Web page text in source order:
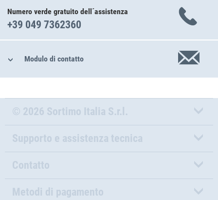
Numero verde gratuito dell´assistenza
+39 049 7362360
Modulo di contatto
© 2026 Sortimo Italia S.r.l.
Supporto e assistenza tecnica
Contatto
Metodi di pagamento